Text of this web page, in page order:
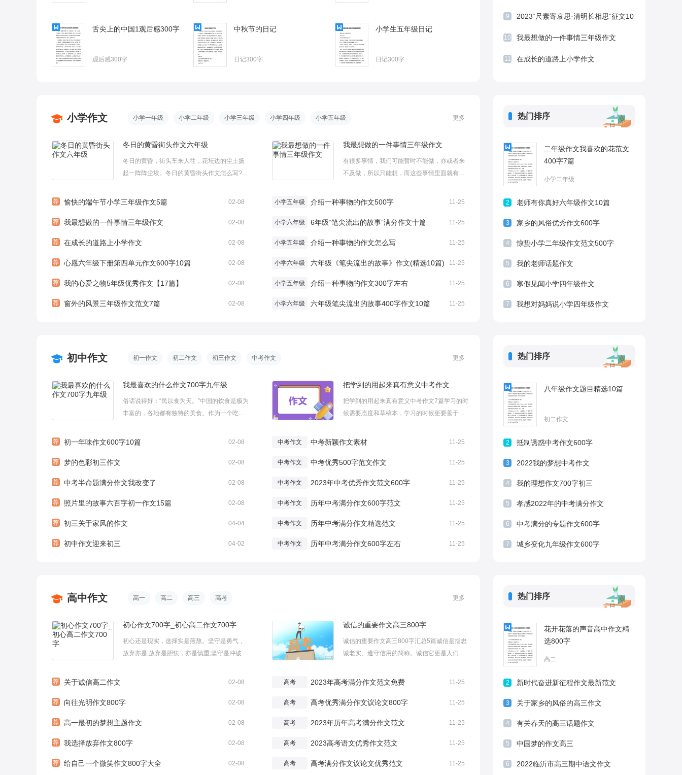
舌尖上的中国1观后感300字
观后感300字
中秋节的日记
日记300字
小学生五年级日记
日记300字
9
2023“尺素寄哀思·清明长相思”征文10
10 我最想做的一件事情三年级作文
11 在成长的道路上小学作文
小学作文 小学一年级 小学二年级 小学三年级 小学四年级 小学五年级 更多
冬日的黄昏街头作文六年级
冬日的黄昏，街头车来人往，花坛边的尘土扬
起一阵阵尘埃。冬日的黄昏街头作文怎么写?下
文六年级，希望对您有所帮助。欢迎大家阅读
车来人往的街头下起了大雪，一只小狗...
荐 愉快的端午节小学三年级作文5篇 02-08
荐 我最想做的一件事情三年级作文 02-08
荐 在成长的道路上小学作文 02-08
荐 心愿六年级下册第四单元作文600字10篇 02-08
荐 我的心爱之物5年级优秀作文【17篇】 02-08
荐 窗外的风景三年级作文范文7篇 02-08
我最想做的一件事情三年级作文
有很多事情，我们可能暂时不能做，亦或者来
不及做，所以只能想，而这些事情里面就有我
有关我最想做的一件事三年级作文的精选范
年级作文1往往在玩耍中，我能得到快乐;在学...
小学五年级 介绍一种事物的作文500字 11-25
小学六年级 6年级“笔尖流出的故事”满分作文十篇 11-25
小学五年级 介绍一种事物的作文怎么写 11-25
小学六年级 六年级《笔尖流出的故事》作文(精选10篇) 11-25
小学五年级 介绍一种事物的作文300字左右 11-25
小学六年级 六年级笔尖流出的故事400字作文10篇 11-25
热门排序
二年级作文我喜欢的花范文
400字7篇
小学二年级
2 老师有你真好六年级作文10篇
3 家乡的风俗优秀作文600字
4 惊蛰小学二年级作文范文500字
5 我的老师话题作文
6 寒假见闻小学四年级作文
7 我想对妈妈说小学四年级作文
初中作文 初一作文 初二作文 初三作文 中考作文 更多
我最喜欢的什么作文700字九年级
俗话说得好：“民以食为天。”中国的饮食是极为
丰富的，各地都有独特的美食。作为一个吃
带来一些关于九年级的半命题作文——我最喜
助!作文我最喜欢的什么1有人喜欢聪明的...
荐 初一年味作文600字10篇 02-08
荐 梦的色彩初三作文 02-08
荐 中考半命题满分作文我改变了 02-08
荐 照片里的故事六百字初一作文15篇 02-08
荐 初三关于家风的作文 04-04
荐 初中作文迎来初三 04-02
把学到的用起来真有意义中考作文
把学到的用起来真有意义中考作文7篇学习的时
候需要态度和草稿本，学习的时候更要善于观
的用起来真有意义中考作文的内容，欢迎大家
精选篇1不要学躲避大海的企鹅，因为大海...
中考作文 中考新颖作文素材 11-25
中考作文 中考优秀500字范文作文 11-25
中考作文 2023年中考优秀作文范文600字 11-25
中考作文 历年中考满分作文600字范文 11-25
中考作文 历年中考满分作文精选范文 11-25
中考作文 历年中考满分作文600字左右 11-25
热门排序
八年级作文题目精选10篇
初二作文
2 抵制诱惑中考作文600字
3 2022我的梦想中考作文
4 我的理想作文700字初三
5 孝感2022年的中考满分作文
6 中考满分的专题作文600字
7 城乡变化九年级作文600字
高中作文 高一 高二 高三 高考 更多
初心作文700字_初心高二作文700字
初心还是现实，选择实是煎熬。坚守是勇气，
放弃亦是;放弃是胆怯，亦是慎重;坚守是冲破束
阅!初心作文700字更多相关内...
荐 关于诚信高二作文 02-08
荐 向往光明作文800字 02-08
荐 高一最初的梦想主题作文 02-08
荐 我选择放弃作文800字 02-08
荐 给自己一个微笑作文800字大全 02-08
诚信的重要作文高三800字
诚信的重要作文高三800字汇总5篇诚信是指忠
诚老实、遵守信用的简称。诚信它更是人们行
种基本要求。下面是小编为大家整理的诚信的
身边的朋友。诚信的重要作文高三8...
高考 2023年高考满分作文范文免费 11-25
高考 高考优秀满分作文议论文800字 11-25
高考 2023年历年高考满分作文范文 11-25
高考 2023高考语文优秀作文范文 11-25
高考 高考满分作文议论文优秀范文 11-25
热门排序
花开花落的声音高中作文精
选800字
高二
2 新时代奋进新征程作文最新范文
3 关于家乡的风俗的高三作文
4 有关春天的高三话题作文
5 中国梦的作文高三
6 2022临沂市高三期中语文作文